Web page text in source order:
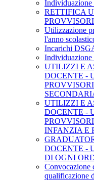
Individuazione
RETTIFICA
Utilizzazione
l'anno
Incarichi
UTILIZZI E
DOCENTE -
UTILIZZI E
DOCENTE -
INFANZIA E
DOCENTE -
DI OGNI
Convocazione
qualificazione